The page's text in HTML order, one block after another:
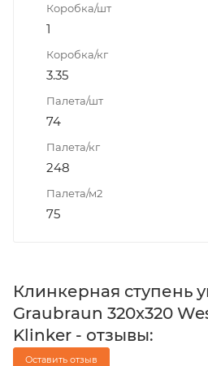
Коробка/шт
1
Коробка/кг
3.35
Палета/шт
74
Палета/кг
248
Палета/м2
75
Клинкерная ступень
Graubraun 320x320
Klinker - отзывы:
Оставить отзыв